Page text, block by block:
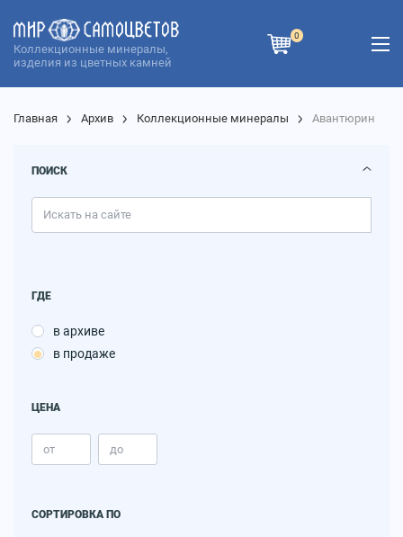
Коллекционные минералы,
изделия из цветных камней
0
Главная Архив Коллекционные минералы Aвантюрин
ПОИСК
ГДЕ
в архиве
в продаже
ЦЕНА
СОРТИРОВКА ПО